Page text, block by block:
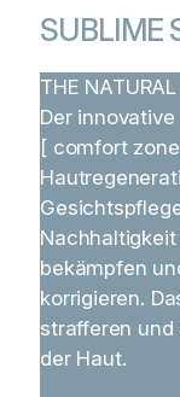
SUBLIME
THE
Der
[ comfort
bekämpfen
korrigieren.
strafferen und
der Haut.